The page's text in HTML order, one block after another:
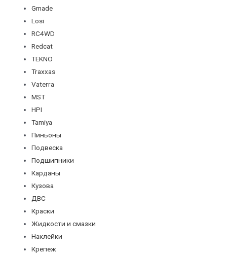
Gmade
Losi
RC4WD
Redcat
TEKNO
Traxxas
Vaterra
MST
HPI
Tamiya
Пиньоны
Подвеска
Подшипники
Карданы
Кузова
ДВС
Краски
Жидкости и смазки
Наклейки
Крепеж